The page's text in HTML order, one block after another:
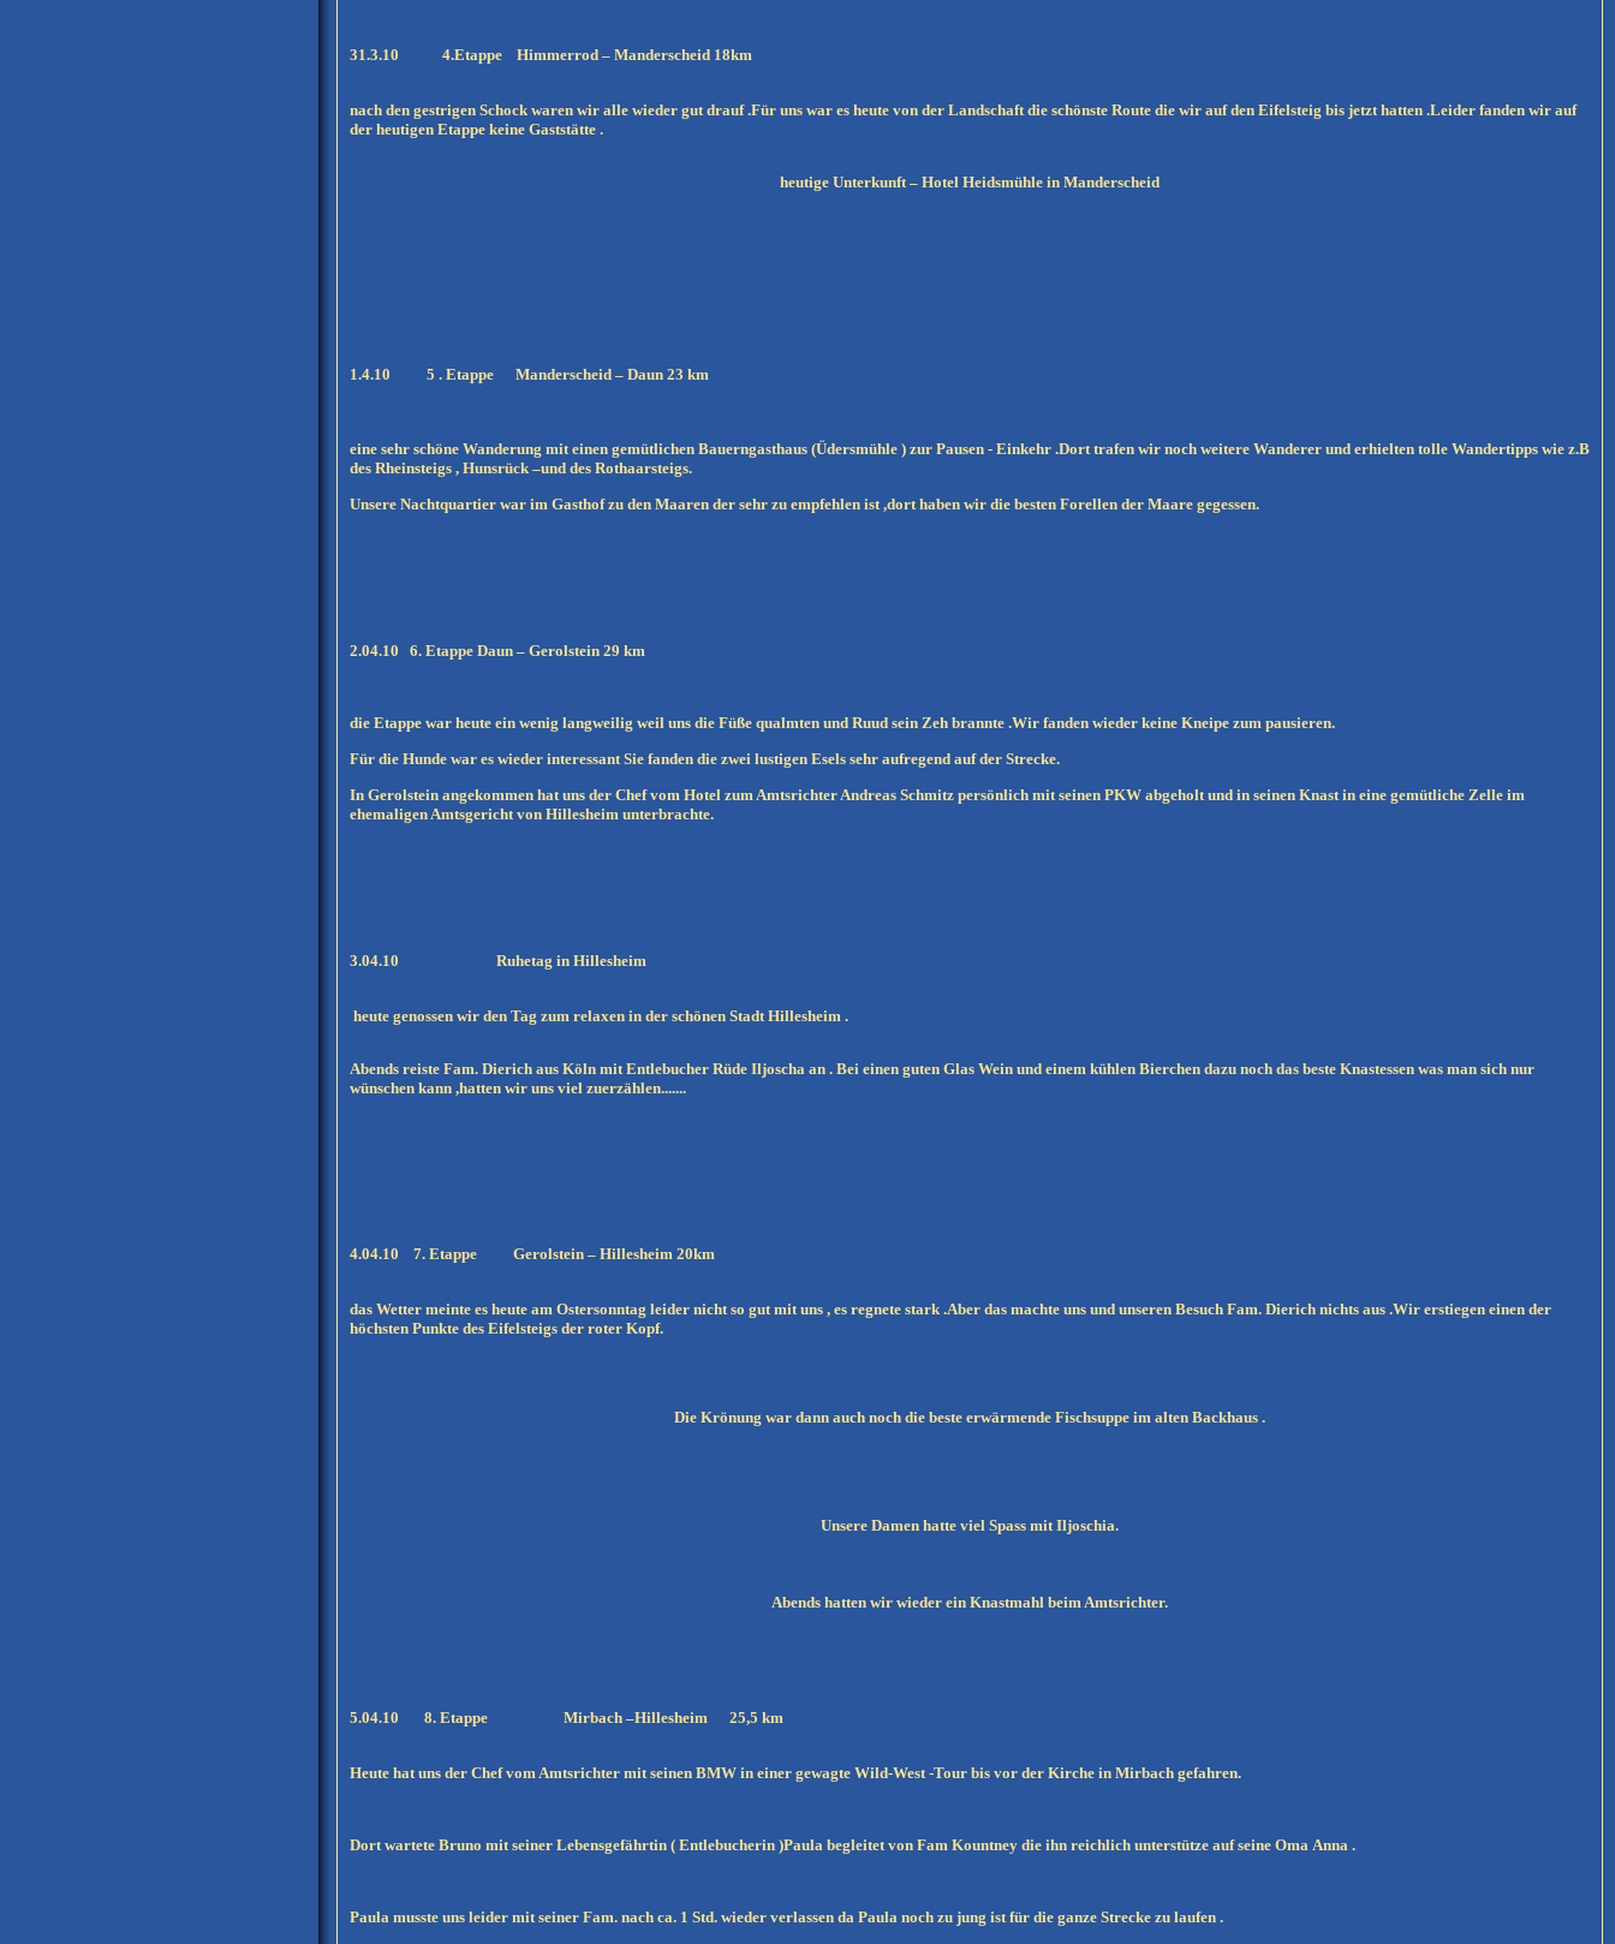
31.3.10 4.Etappe Himmerrod – Manderscheid 18km
nach den gestrigen Schock waren wir alle wieder gut drauf .Für uns war es heute von der Landschaft die schönste Route die wir auf den Eifelsteig bis jetzt hatten .Leider fanden wir auf
der heutigen Etappe keine Gaststätte .
heutige Unterkunft – Hotel Heidsmühle in Manderscheid
1.4.10 5 . Etappe Manderscheid – Daun 23 km
eine sehr schöne Wanderung mit einen gemütlichen Bauerngasthaus (Üdersmühle ) zur Pausen - Einkehr .Dort trafen wir noch weitere Wanderer und erhielten tolle Wandertipps wie z.B
des Rheinsteigs , Hunsrück –und des Rothaarsteigs.
Unsere Nachtquartier war im Gasthof zu den Maaren der sehr zu empfehlen ist ,dort haben wir die besten Forellen der Maare gegessen.
2.04.10 6. Etappe Daun – Gerolstein 29 km
die Etappe war heute ein wenig langweilig weil uns die Füße qualmten und Ruud sein Zeh brannte .Wir fanden wieder keine Kneipe zum pausieren.
Für die Hunde war es wieder interessant Sie fanden die zwei lustigen Esels sehr aufregend auf der Strecke.
In Gerolstein angekommen hat uns der Chef vom Hotel zum Amtsrichter Andreas Schmitz persönlich mit seinen PKW abgeholt und in seinen Knast in eine gemütliche Zelle im
ehemaligen Amtsgericht von Hillesheim unterbrachte.
3.04.10 Ruhetag in Hillesheim
heute genossen wir den Tag zum relaxen in der schönen Stadt Hillesheim .
Abends reiste Fam. Dierich aus Köln mit Entlebucher Rüde Iljoscha an . Bei einen guten Glas Wein und einem kühlen Bierchen dazu noch das beste Knastessen was man sich nur
wünschen kann ,hatten wir uns viel zuerzählen.......
4.04.10 7. Etappe Gerolstein – Hillesheim 20km
das Wetter meinte es heute am Ostersonntag leider nicht so gut mit uns , es regnete stark .Aber das machte uns und unseren Besuch Fam. Dierich nichts aus .Wir erstiegen einen der
höchsten Punkte des Eifelsteigs der roter Kopf.
Die Krönung war dann auch noch die beste erwärmende Fischsuppe im alten Backhaus .
Unsere Damen hatte viel Spass mit Iljoschia.
Abends hatten wir wieder ein Knastmahl beim Amtsrichter.
5.04.10 8. Etappe Mirbach –Hillesheim 25,5 km
Heute hat uns der Chef vom Amtsrichter mit seinen BMW in einer gewagte Wild-West -Tour bis vor der Kirche in Mirbach gefahren.
Dort wartete Bruno mit seiner Lebensgefährtin ( Entlebucherin )Paula begleitet von Fam Kountney die ihn reichlich unterstütze auf seine Oma Anna .
Paula musste uns leider mit seiner Fam. nach ca. 1 Std. wieder verlassen da Paula noch zu jung ist für die ganze Strecke zu laufen .